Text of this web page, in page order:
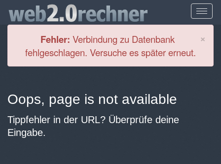
×
Fehler: Verbindung zu Datenbank
fehlgeschlagen. Versuche es später erneut.
Oops, page is not available
Tippfehler in der URL? Überprüfe deine
Eingabe.